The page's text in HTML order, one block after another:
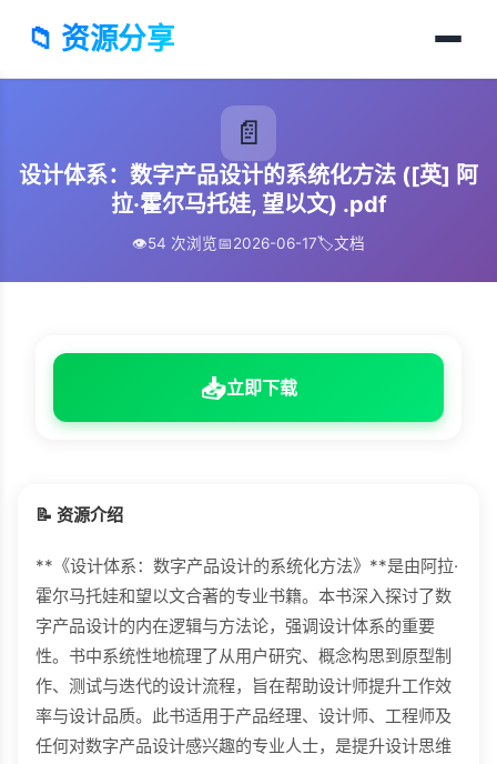
📁 资源分享
📄
设计体系：数字产品设计的系统化方法 ([英] 阿
拉·霍尔马托娃, 望以文) .pdf
👁️54 次浏览📅2026-06-17🏷️文档
📥立即下载
📝 资源介绍
**《设计体系：数字产品设计的系统化方法》**是由阿拉·
霍尔马托娃和望以文合著的专业书籍。本书深入探讨了数
字产品设计的内在逻辑与方法论，强调设计体系的重要
性。书中系统性地梳理了从用户研究、概念构思到原型制
作、测试与迭代的设计流程，旨在帮助设计师提升工作效
率与设计品质。此书适用于产品经理、设计师、工程师及
任何对数字产品设计感兴趣的专业人士，是提升设计思维